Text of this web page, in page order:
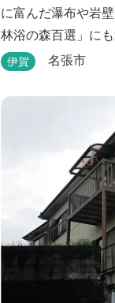
に富んだ瀑布や岩
林浴の森百選」に
滝」や、忍者体験
湧くアルカリ性単
で美肌効果も期待
大浴場は、泡風呂
を備えた「くのい
伊賀 名張市